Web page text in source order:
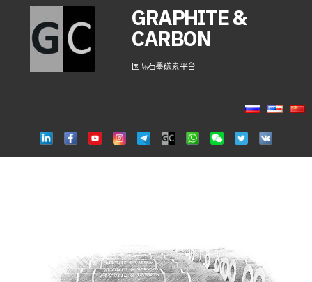
GRAPHITE &
CARBON
国际石墨碳素平台